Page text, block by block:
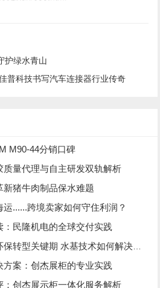
护绿水青山
普科技书写汽车连接器行业传奇
M90-44分销口碑
质量代理与自主研发双轨解析
猪牛肉制品保水难题
......跨境卖家如何守住利润？
民隆机电的全球交付实践
型关键期 水基技术如何解决VOC管控
案：创杰展柜的专业实践
：创杰展示柜一体化服务解析